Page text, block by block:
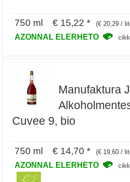
750 ml € 15,22 * (€ 20,29 /
AZONNAL ELERHETO
Manufaktura
Cuvee 9, bio
750 ml € 14,70 * (€ 19,60 /
AZONNAL ELERHETO